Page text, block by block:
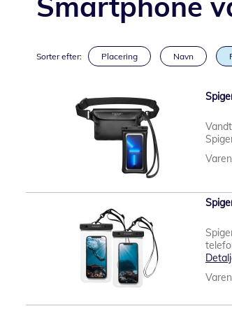
Sorter efter: Placering Navn